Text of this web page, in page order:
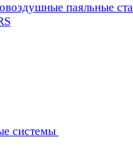
паяльные
системы